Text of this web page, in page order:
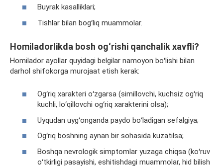
Buyrak kasalliklari;
Tishlar bilan bogʻliq muammolar.
Homiladorlikda bosh ogʻrishi qanchalik xavfli?
Homilador ayollar quyidagi belgilar namoyon boʻlishi bilan
darhol shifokorga murojaat etish kerak:
Ogʻriq xarakteri oʻzgarsa (simillovchi, kuchsiz ogʻriq
kuchli, loʻqillovchi ogʻriq xarakterini olsa);
Uyqudan uygʻonganda paydo boʻladigan sefalgiya;
Ogʻriq boshning aynan bir sohasida kuzatilsa;
Boshqa nevrologik simptomlar yuzaga chiqsa (koʻruv
oʻtkirligi pasayishi, eshitishdagi muammolar, hid bilish